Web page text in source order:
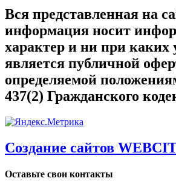
Вся представленная на
информация носит
характер и ни при каких
является публичной
определяемой
437(2) Гражданского
Создание сайтов
Оставьте свои контакты